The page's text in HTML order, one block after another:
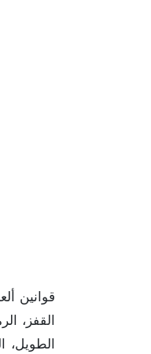
قوانين
القفز،